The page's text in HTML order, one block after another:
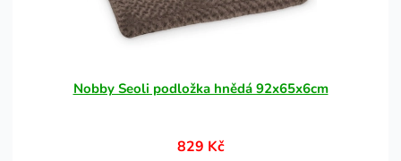
Nobby Seoli podložka hnědá 92x65x6cm
829 Kč